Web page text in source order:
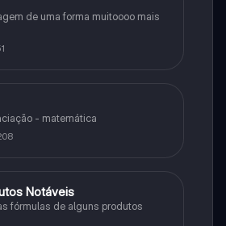
de uma forma muitoooo mais
- matemática
Notáveis
fórmulas de alguns produtos